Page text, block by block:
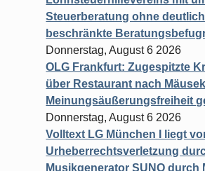
Steuerberatung ohne
beschränkte
Donnerstag, August 6 2026
OLG Frankfurt: Zugespitzte
über Restaurant nach
Meinungsäußerungsfreiheit
Donnerstag, August 6 2026
Volltext LG München I liegt
Urheberrechtsverletzung
Musikgenerator SUNO durch